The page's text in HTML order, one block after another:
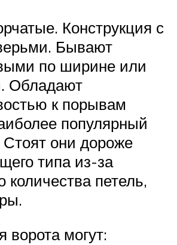
Конструкция с
Бывают
по ширине или
Обладают
к порывам
популярный
Стоят они дороже
типа из-за
количества петель,
ворота могут: